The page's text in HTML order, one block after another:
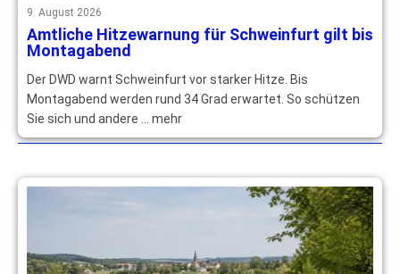
9. August 2026
Amtliche Hitzewarnung für Schweinfurt gilt bis
Montagabend
Der DWD warnt Schweinfurt vor starker Hitze. Bis
Montagabend werden rund 34 Grad erwartet. So schützen
Sie sich und andere … mehr